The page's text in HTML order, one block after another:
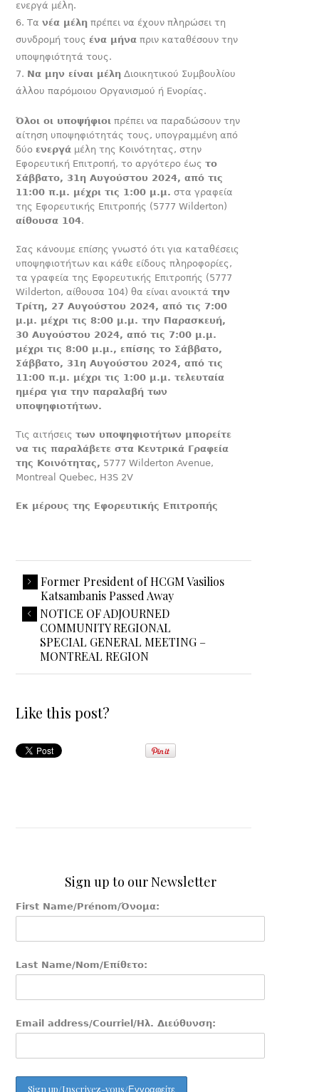
ενεργά μέλη.
Τανέα μέλη πρέπει να έχουν πληρώσει τη
συνδρομή τουςένα μήνα πριν καταθέσουν την
υποψηφιότητά τους.
Να μην είναι μέλη Διοικητικού Συμβουλίου
άλλου παρόμοιου Οργανισμού ή Ενορίας.
Όλοι οι υποψήφιοι πρέπει να παραδώσουν την
αίτηση υποψηφιότητάς τους, υπογραμμένη από
δύοενεργά μέλη της Κοινότητας, στην
Εφορευτική Επιτροπή, το αργότερο έωςτο
Σάββατο, 31η Αυγούστου 2024, από τις
11:00 π.μ. μέχρι τις 1:00 μ.μ. στα γραφεία
της Εφορευτικής Επιτροπής (5777 Wilderton)
αίθουσα 104.
Σας κάνουμε επίσης γνωστό ότι για καταθέσεις
υποψηφιοτήτων και κάθε είδους πληροφορίες,
τα γραφεία της Εφορευτικής Επιτροπής (5777
Wilderton, αίθουσα 104) θα είναι ανοικτάτην
Τρίτη, 27 Αυγούστου 2024, από τις 7:00
μ.μ. μέχρι τις 8:00 μ.μ. την Παρασκευή,
30 Αυγούστου 2024, από τις 7:00 μ.μ.
μέχρι τις 8:00 μ.μ., επίσης το Σάββατο,
Σάββατο, 31η Αυγούστου 2024, από τις
11:00 π.μ. μέχρι τις 1:00 μ.μ. τελευταία
ημέρα για την παραλαβή των
υποψηφιοτήτων.
Τις αιτήσειςτων υποψηφιοτήτων μπορείτε
να τις παραλάβετε στα Κεντρικά Γραφεία
της Κοινότητας, 5777 Wilderton Avenue,
Montreal Quebec, H3S 2V
Εκ μέρους της Εφορευτικής Επιτροπής
Former President of HCGM Vasilios
Katsambanis Passed Away
NOTICE OF ADJOURNED
COMMUNITY REGIONAL
SPECIAL GENERAL MEETING –
MONTREAL REGION
Like this post?
Sign up to our Newsletter
First Name/Prénom/Όνομα:
Last Name/Nom/Επίθετο:
Email address/Courriel/Ηλ. Διεύθυνση: